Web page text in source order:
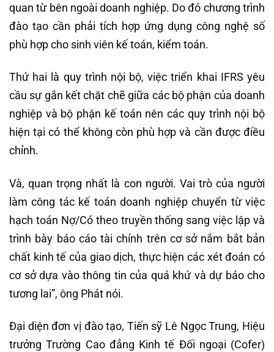
quan từ bên ngoài doanh nghiệp. Do đó chương trình
đào tạo cần phải tích hợp ứng dụng công nghệ số
phù hợp cho sinh viên kế toán, kiểm toán.
Thứ hai là quy trình nội bộ, việc triển khai IFRS yêu
cầu sự gắn kết chặt chẽ giữa các bộ phận của doanh
nghiệp và bộ phận kế toán nên các quy trình nội bộ
hiện tại có thể không còn phù hợp và cần được điều
chỉnh.
Và, quan trọng nhất là con người. Vai trò của người
làm công tác kế toán doanh nghiệp chuyển từ việc
hạch toán Nợ/Có theo truyền thống sang việc lập và
trình bày báo cáo tài chính trên cơ sở nắm bắt bản
chất kinh tế của giao dịch, thực hiện các xét đoán có
cơ sở dựa vào thông tin của quá khứ và dự báo cho
tương lai”, ông Phát nói.
Đại diện đơn vị đào tạo, Tiến sỹ Lê Ngọc Trung, Hiệu
trưởng Trường Cao đẳng Kinh tế Đối ngoại (Cofer)